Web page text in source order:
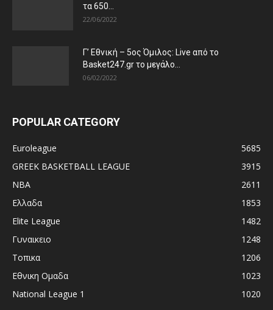
τα 650...
22/06/2022
Γ’ Εθνική – 5ος Όμιλος: Live από το
Basket247.gr το μεγάλο...
06/02/2022
POPULAR CATEGORY
Euroleague
5685
GREEK BASKETBALL LEAGUE
3915
NBA
2611
Ελλαδα
1853
Elite League
1482
Γυναικειο
1248
Τοπικα
1206
Εθνικη Ομαδα
1023
National League 1
1020